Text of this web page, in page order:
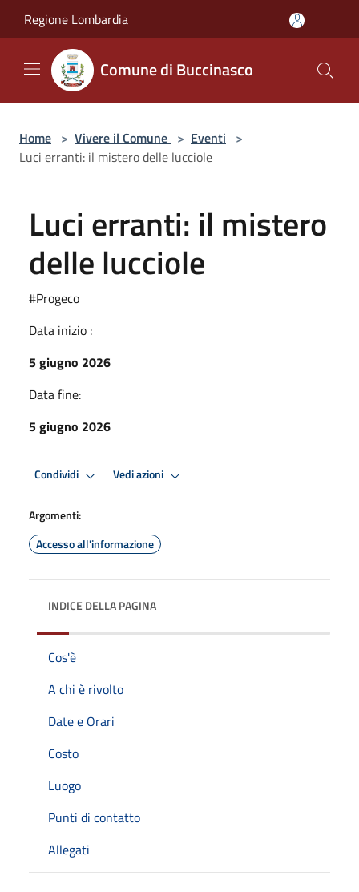
Regione Lombardia
Comune di Buccinasco
Home > Vivere il Comune > Eventi >
Luci erranti: il mistero delle lucciole
Luci erranti: il mistero
delle lucciole
#Progeco
Data inizio :
5 giugno 2026
Data fine:
5 giugno 2026
Condividi Vedi azioni
Argomenti:
Accesso all'informazione
INDICE DELLA PAGINA
Cos'è
A chi è rivolto
Date e Orari
Costo
Luogo
Punti di contatto
Allegati